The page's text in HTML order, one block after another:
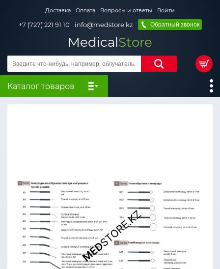
Доставка Оплата Вопросы и ответы Войти
+7 (727) 221 91 10 info@medstore.kz Обратный звонок
MedicalStore
Каталог товаров